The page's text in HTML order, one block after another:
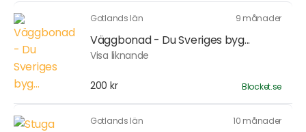
Gotlands län 9 månader
Väggbonad - Du Sveriges byg...
Visa liknande
200 kr Blocket.se
Gotlands län 10 månader